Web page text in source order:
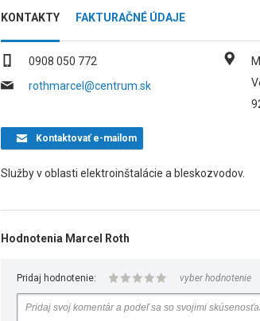
KONTAKTY FAKTURAČNÉ ÚDAJE
0908 050 772
rothmarcel@centrum.sk
Kontaktovaťe-mailom
Služby v oblasti elektroinštalácie a bleskozvodov.
Hodnotenia Marcel Roth
Pridaj hodnotenie: vyber hodnotenie